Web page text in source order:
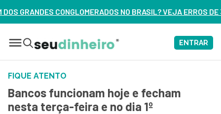
NO BRASIL? VEJA ERROS DE 3 DELES – ASSISTA AGORA
ENTRAR
FIQUE ATENTO
Bancos funcionam hoje e fecham
nesta terça-feira e no dia 1º